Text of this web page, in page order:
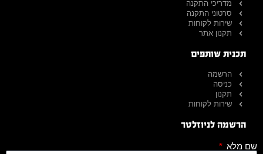
מדריכי התקנה
סרטוני התקנה
שירות לקוחות
תקנון אתר
תכנית שותפים
הרשמה
כניסה
תקנון
שירות לקוחות
הרשמה לניוזלטר
שם מלא